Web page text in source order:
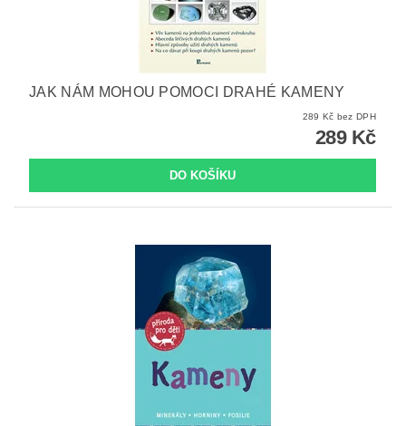
JAK NÁM MOHOU POMOCI DRAHÉ KAMENY
289 Kč bez DPH
289 Kč